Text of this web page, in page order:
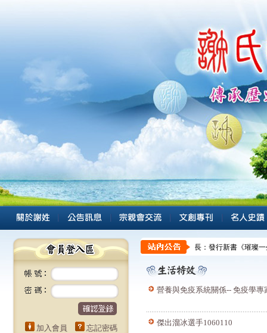
加入會員 忘記密碼
營養與免疫系統關係-- 免疫學專
傑出溜冰選手1060110